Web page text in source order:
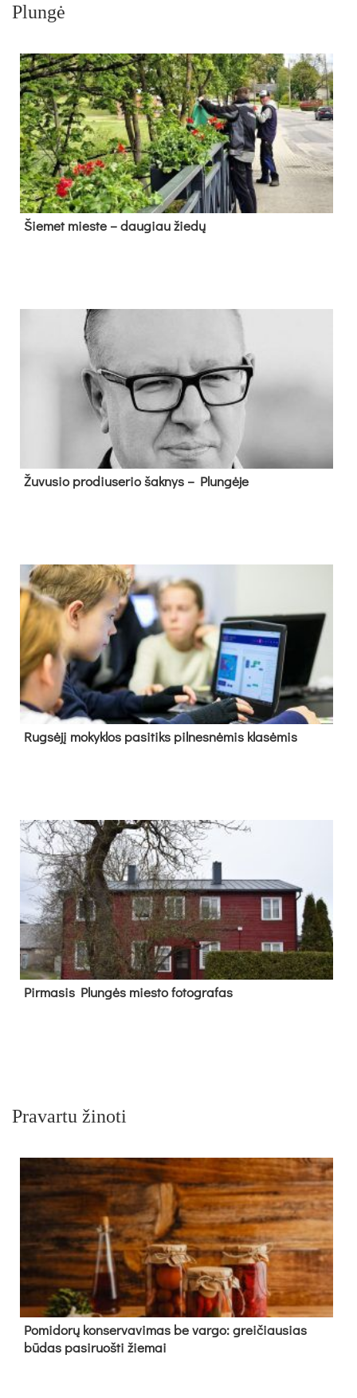
Plungė
Šie­met mies­te – dau­giau žie­dų
Žu­vu­sio pro­diu­se­rio šak­nys – Plun­gė­je
Rug­sė­jį mo­kyk­los pa­si­tiks pil­nes­nė­mis kla­sė­mis
Pir­ma­sis Plun­gės mies­to fo­tog­ra­fas
Pravartu žinoti
Pomidorų konservavimas be vargo: greičiausias
būdas pasiruošti žiemai